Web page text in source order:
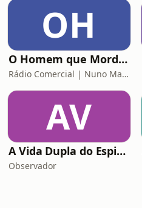
OH
O Homem que Mordeu o Cão
Rádio Comercial | Nuno Markl
AV
A Vida Dupla do Espião Traidor
Observador